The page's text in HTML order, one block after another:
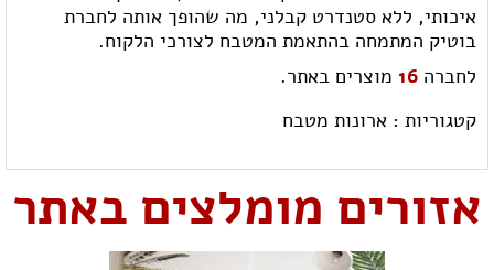
איכותי, ללא סטנדרט קבלני, מה שהופך אותה לחברת
בוטיק המתמחה בהתאמת המטבח לצורכי הלקוח.
לחברה 16 מוצרים באתר.
קטגוריות : ארונות מטבח
אזורים מומלצים באתר